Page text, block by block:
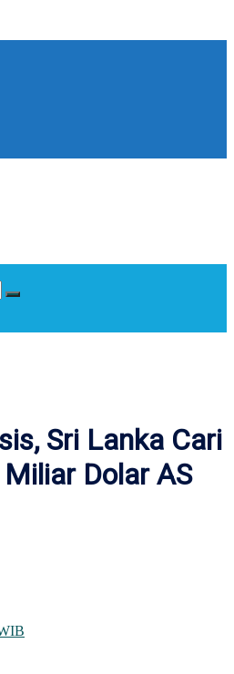
Sri Lanka Cari
Dolar AS